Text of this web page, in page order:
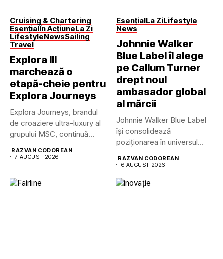
Cruising & Chartering
EsențialÎn AcțiuneLa Zi
LifestyleNewsSailing
Travel
Explora III
marchează o
etapă-cheie pentru
Explora Journeys
Explora Journeys, brandul
de croaziere ultra-luxury al
grupului MSC, continuă
RAZVAN CODOREAN
7 AUGUST 2026
EsențialLa ZiLifestyle
News
Johnnie Walker
Blue Label îl alege
pe Callum Turner
drept noul
ambasador global
al mărcii
Johnnie Walker Blue Label
își consolidează
poziționarea în universul
RAZVAN CODOREAN
6 AUGUST 2026